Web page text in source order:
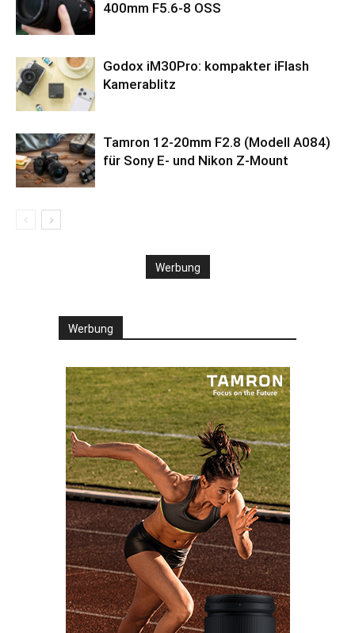
400mm F5.6-8 OSS
Godox iM30Pro: kompakter iFlash
Kamerablitz
Tamron 12-20mm F2.8 (Modell A084)
für Sony E- und Nikon Z-Mount
Werbung
Werbung